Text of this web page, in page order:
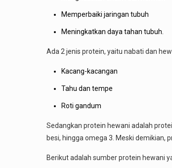
Memperbaiki jaringan tubuh
Meningkatkan daya tahan tubuh.
Ada 2 jenis protein, yaitu nabati dan
Kacang-kacangan
Tahu dan tempe
Roti gandum
Sedangkan protein hewani adalah
besi, hingga omega 3. Meski demikian,
Berikut adalah sumber protein hewani